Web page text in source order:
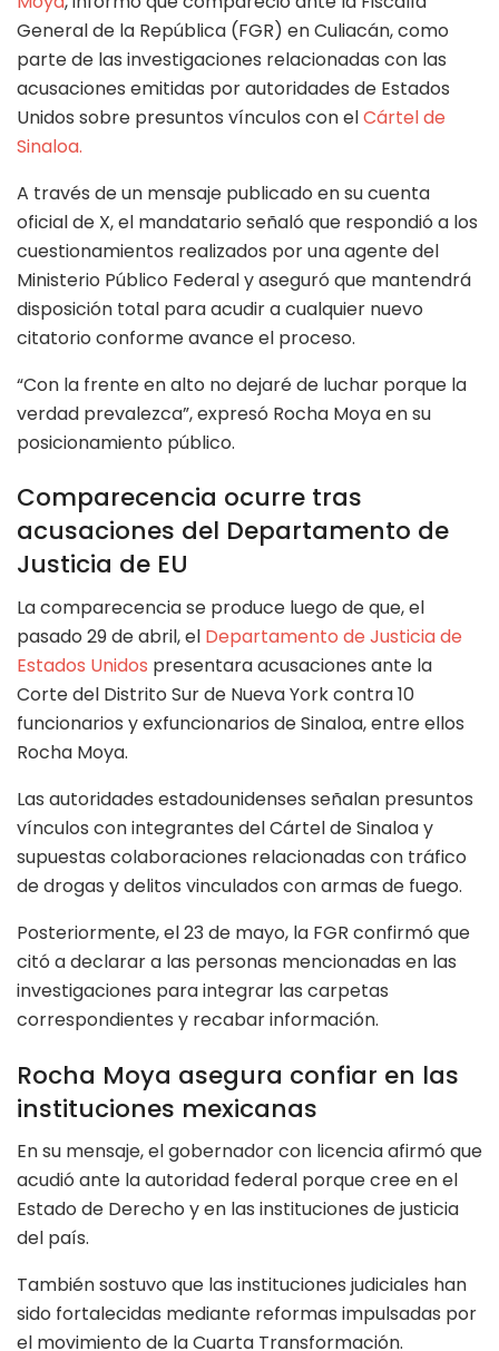
General de la República (FGR) en Culiacán, como
parte de las investigaciones relacionadas con las
acusaciones emitidas por autoridades de Estados
Unidos sobre presuntos vínculos con elCártel de
Sinaloa.
A través de un mensaje publicado en su cuenta
oficial de X, el mandatario señaló que respondió a los
cuestionamientos realizados por una agente del
Ministerio Público Federal y aseguró que mantendrá
disposición total para acudir a cualquier nuevo
citatorio conforme avance el proceso.
“Con la frente en alto no dejaré de luchar porque la
verdad prevalezca”, expresó Rocha Moya en su
posicionamiento público.
Comparecencia ocurre tras
acusaciones del Departamento de
Justicia de EU
La comparecencia se produce luego de que, el
pasado 29 de abril, el Departamento de Justicia de
Estados Unidos presentara acusaciones ante la
Corte del Distrito Sur de Nueva York contra 10
funcionarios y exfuncionarios de Sinaloa, entre ellos
Rocha Moya.
Las autoridades estadounidenses señalan presuntos
vínculos con integrantes del Cártel de Sinaloa y
supuestas colaboraciones relacionadas con tráfico
de drogas y delitos vinculados con armas de fuego.
Posteriormente, el 23 de mayo, la FGR confirmó que
citó a declarar a las personas mencionadas en las
investigaciones para integrar las carpetas
correspondientes y recabar información.
Rocha Moya asegura confiar en las
instituciones mexicanas
En su mensaje, el gobernador con licencia afirmó que
acudió ante la autoridad federal porque cree en el
Estado de Derecho y en las instituciones de justicia
del país.
También sostuvo que las instituciones judiciales han
sido fortalecidas mediante reformas impulsadas por
el movimiento de la Cuarta Transformación.